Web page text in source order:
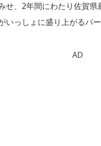
せ、2年間にわたり佐賀
いっしょに盛り上がるパ
AD